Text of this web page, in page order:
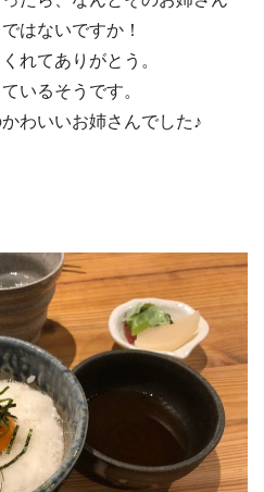
はないですか！
れてありがとう。
いるそうです。
わいいお姉さんでした♪